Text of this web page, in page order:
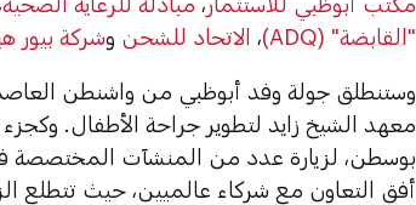
"القابضة" (ADQ)
، الاتحاد للشحن وشركة بيور
وستنطلق جولة وفد أبوظبي من واشنطن
معهد الشيخ زايد لتطوير جراحة الأطفال.
بوسطن، لزيارة عدد من المنشآت المختصصة
أفق التعاون مع شركاء عالميين، حيث تتطلع